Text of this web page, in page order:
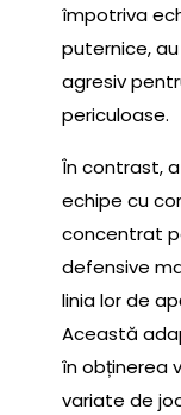
împotriva
puternice,
agresiv
periculoase.
În contrast,
echipe cu
concentrat
defensive
linia lor de
Această
în obținerea
variate de